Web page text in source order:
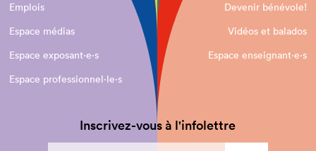
Emplois
Devenir bénévole!
Espace médias
Vidéos et balados
Espace exposant·e⋅s
Espace enseignant·e⋅s
Espace professionnel·le⋅s
Inscrivez-vous à l'infolettre